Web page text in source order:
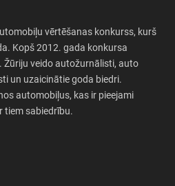
vērtēšanas konkurss, kurš
Kopš 2012. gada konkursa
veido autožurnālisti, auto
un uzaicinātie goda biedri.
automobiļus, kas ir pieejami
tiem sabiedrību.